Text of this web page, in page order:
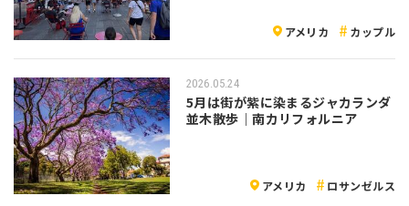
アメリカ カップル
2026.05.24
5月は街が紫に染まるジャカランダ
並木散歩｜南カリフォルニア
アメリカ ロサンゼルス